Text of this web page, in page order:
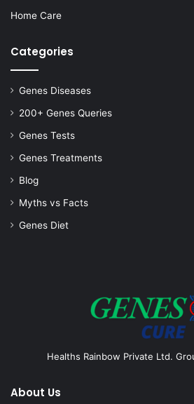
Home Care
Categories
Genes Diseases
200+ Genes Queries
Genes Tests
Genes Treatments
Blog
Myths vs Facts
Genes Diet
Healths Rainbow Private Ltd.
About Us